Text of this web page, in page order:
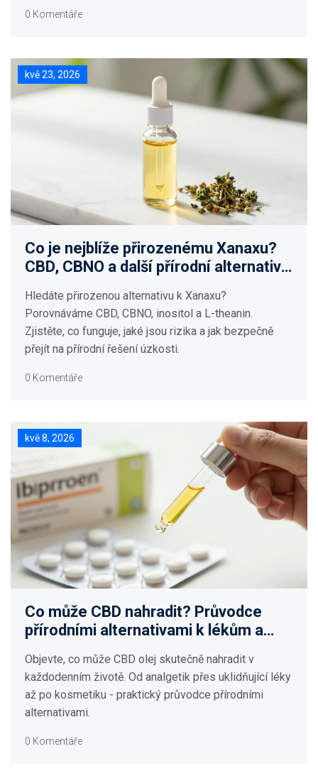
0 Komentáře
kvě 23, 2026
Co je nejblíže přirozenému Xanaxu?
CBD, CBNO a další přírodní alternativy
Hledáte přirozenou alternativu k Xanaxu?
Porovnáváme CBD, CBNO, inositol a L-theanin.
Zjistěte, co funguje, jaké jsou rizika a jak bezpečně
přejít na přírodní řešení úzkosti.
0 Komentáře
kvě 8, 2026
Co může CBD nahradit? Průvodce
přírodními alternativami k lékům a
Objevte, co může CBD olej skutečně nahradit v
každodenním životě. Od analgetik přes uklidňující léky
až po kosmetiku - praktický průvodce přírodními
alternativami.
0 Komentáře